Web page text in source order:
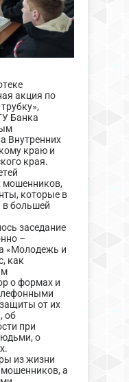
акция по
Банка
Внутренних
краю и
края.
мошенников,
которые в
большей
заседание
–
«Молодежь и
как
о формах и
от их
об
при
о
из жизни
а